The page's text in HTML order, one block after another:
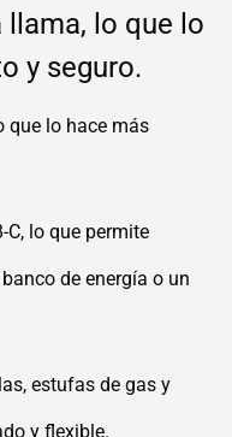
llama, lo que lo
y seguro.
que lo hace más
C, lo que permite
de energía o un
estufas de gas y
y flexible.